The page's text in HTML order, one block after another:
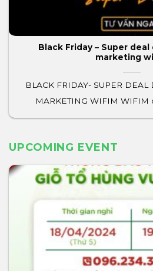
Black Friday – Super deal
marketing
BLACK FRIDAY- SUPER
MARKETING WIFIM WIFIM
UPCOMING EVENT